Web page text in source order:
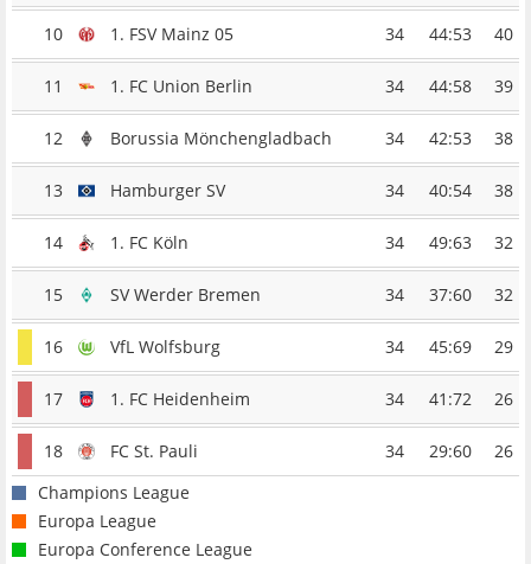
10 1. FSV Mainz 05 34 44:53 40
11 1. FC Union Berlin 34 44:58 39
12 Borussia Mönchengladbach 34 42:53 38
13 Hamburger SV 34 40:54 38
14 1. FC Köln 34 49:63 32
15 SV Werder Bremen 34 37:60 32
16 VfL Wolfsburg 34 45:69 29
17 1. FC Heidenheim 34 41:72 26
18 FC St. Pauli 34 29:60
26
Champions League
Europa League
Europa Conference League